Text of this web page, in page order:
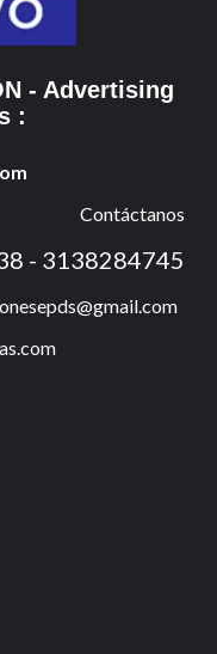
- Advertising
:
Contáctanos
- 3138284745